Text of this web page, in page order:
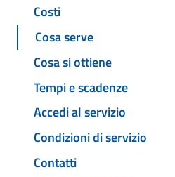
Costi
Cosa serve
Cosa si ottiene
Tempi e scadenze
Accedi al servizio
Condizioni di servizio
Contatti